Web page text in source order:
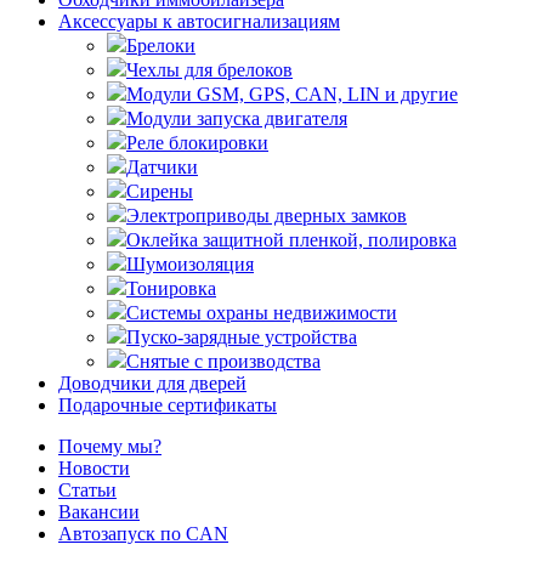
Аксессуары к автосигнализациям
Брелоки
Чехлы для брелоков
Модули GSM, GPS, CAN, LIN и другие
Модули запуска двигателя
Реле блокировки
Датчики
Сирены
Электроприводы дверных замков
Оклейка защитной пленкой, полировка
Шумоизоляция
Тонировка
Системы охраны недвижимости
Пуско-зарядные устройства
Снятые с производства
Доводчики для дверей
Подарочные сертификаты
Почему мы?
Новости
Статьи
Вакансии
Автозапуск по CAN